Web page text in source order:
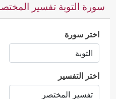
سورة التوبة تفسير المختصر
اختر سورة
اختر التفسير